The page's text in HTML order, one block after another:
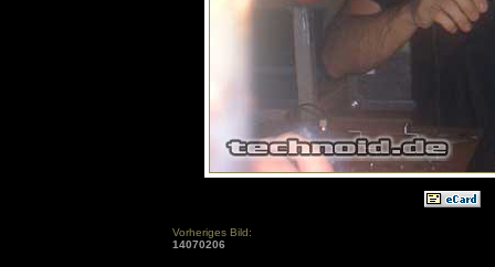
Vorheriges Bild:
14070206